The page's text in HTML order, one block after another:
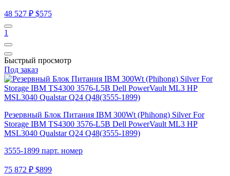
48 527 ₽ $575
1
Быстрый просмотр
Под заказ
Резервный Блок Питания IBM 300Wt (Phihong) Silver For
Storage IBM TS4300 3576-L5B Dell PowerVault ML3 HP
MSL3040 Qualstar Q24 Q48(3555-1899)
3555-1899 парт. номер
75 872 ₽ $899